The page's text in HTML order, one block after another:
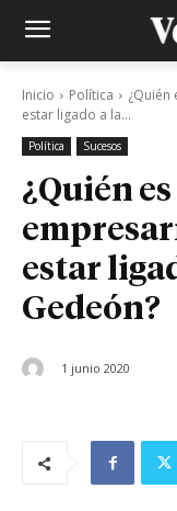
Inicio Política
¿Quién
estar ligado a la...
Política Sucesos
¿Quién
estar
Gedeón?
1 junio 2020